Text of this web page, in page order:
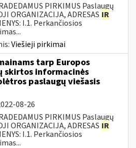
PIRKIMUS Paslaugų
ORGANIZACIJA, ADRESAS IR
I.1. Perkančiosios
Viešieji pirkimai
tarp Europos
skirtos informacinės
paslaugų viešasis
08-26
PIRKIMUS Paslaugų
ORGANIZACIJA, ADRESAS IR
I.1. Perkančiosios